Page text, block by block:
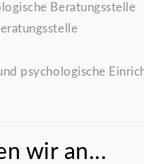
Beratungsstelle
psychologische
wir an...